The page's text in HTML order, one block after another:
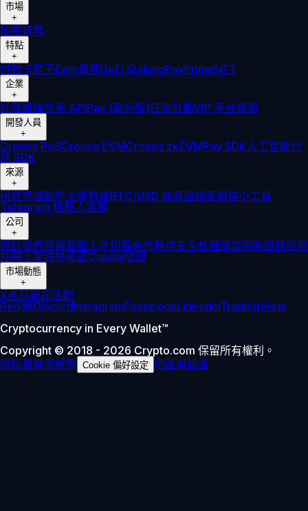
市場
+
加密貨幣
特點
+
付款卡籃子Earn質押DeFi StakingPayPrimeNFT
企業
+
託管機構交易 APIPay (商戶版)莊家計劃VIP 平台預測
開發人員
+
Cronos PoSCronos EVMCronos zkEVMPay SDK人工智能代
理 SDK
來源
+
研究市場動態大學教學BTC/USD 換算器詞彙價格小工具
Telegram 機器人客服
公司
+
關於我們發展藍圖人才招募合作夥伴安全性儲備證明聯盟牌照與
註冊 上架減排承諾Capital驗證
市場動態
+
X產品新訊活動
RedditDiscordInstagramFacebookLinkedinTradingView
Cryptocurrency in Every Wallet™
Copyright © 2018 - 2026 Crypto.com 保留所有權利。
隱私權聲明狀態 Cookie 偏好設定 地區與語言